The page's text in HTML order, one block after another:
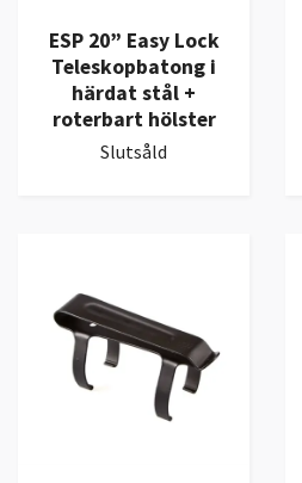
ESP 20” Easy Lock
Teleskopbatong i
härdat stål +
roterbart hölster
Slutsåld